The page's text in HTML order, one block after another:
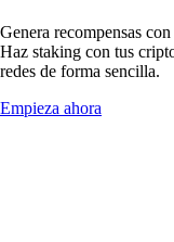
Genera recompensas
Haz staking con tus
redes de forma sencilla.
Empieza ahora